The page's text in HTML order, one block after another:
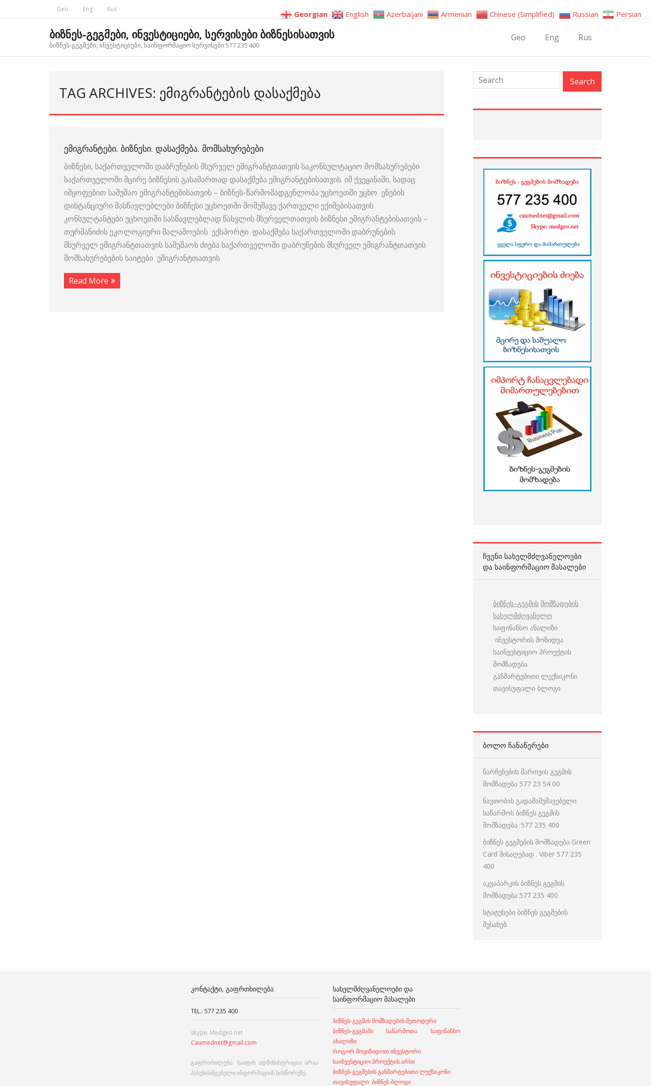
Geo Eng Rus
ბიზნეს-გეგმები, ინვესტიციები, სერვისები ბიზნესისათვის
ბიზნეს-გეგმები, ინვესტიციები, საინფორმაციო სერვისები 577 235 400
Geo Eng Rus
TAG ARCHIVES: ᲔᲛᲘᲒᲠᲐᲜᲢᲔᲑᲘᲡ ᲓᲐᲡᲐᲥᲛᲔᲑᲐ
ᲔᲛᲘᲒᲠᲐᲜᲢᲔᲑᲘ. ᲑᲘᲖᲜᲔᲡᲘ. ᲓᲐᲡᲐᲥᲛᲔᲑᲐ. ᲛᲝᲛᲡᲐᲮᲣᲠᲔᲑᲔᲑᲘ
ბიზნესი, საქართველოში დაბრუნების მსურველ ემიგრანტთათვის საკონსულტაციო მომსახურებები
საქართველოში მცირე ბიზნესის გასამართად დასაქმება ემიგრანტებისათვის. იმ ქვეყანაში, სადაც
იმყოფებით სამუშაო ემიგრანტებისათვის – ბიზნეს-წარმომადგენლობა უცხოეთში უცხო ენების
დისტანციური მასწავლებლები ბიზნესი უცხოეთში მომუშავე ქართველი ექიმებისათვის
კონსულტანტები უცხოეთში სასწავლებლად წასვლის მსურველთათვის ბიზნესი ემიგრანტებისათვის –
თურმანიძის ეკოლოგიური მალამოების ექსპორტი დასაქმება საქართველოში დაბრუნების
მსურველ ემიგრანტთათვის სამუშაოს ძიება საქართველოში დაბრუნების მსურველ ემიგრანტთათვის
მომსახურებების საიტები ემიგრანტთათვის
Read More
ᲩᲕᲔᲜᲘ ᲡᲐᲮᲔᲚᲛᲫᲦᲕᲐᲜᲔᲚᲝᲔᲑᲘ
ᲓᲐ ᲡᲐᲘᲜᲤᲝᲠᲛᲐᲪᲘᲝ ᲛᲐᲡᲐᲚᲔᲑᲘ
ბიზნეს–გეგმის მომზადების
სახელმძღვანელო
საფინანსო ანალიზი
ინვესტორის მოზიდვა
საინვესტიციო პროექტის
მომზადება
განმარტებითი ლექსიკონი
თავისუფალი ბლოგი
ᲑᲝᲚᲝ ᲩᲐᲜᲐᲬᲔᲠᲔᲑᲘ
ნარჩენების მართვის გეგმის
მომზადება 577 23 54 00
ნავთობის გადამამუშავებელი
საწარმოს ბიზნეს გეგმის
მომზადება. 577 235 400
ბიზნეს გეგმების მომზადება Green
Card მისაღებად . Viber 577 235
400
აკვაპარკის ბიზნეს გეგმის
მომზადება 577 235 400
სტატუსები ბიზნეს გეგმების
შესახებ
ᲙᲝᲜᲢᲐᲥᲢᲘ, ᲒᲐᲤᲠᲗᲮᲘᲚᲔᲑᲐ
TEL.: 577 235 400
skype: Medgeo.net
Caumednet@gmail.com
გაფრთხილება: საიტის ადმინისტრაცია არაა
პასუხისმგებელი ინფორმაციის სისწორეზე.
ᲡᲐᲮᲔᲚᲛᲫᲦᲕᲐᲜᲔᲚᲝᲔᲑᲘ ᲓᲐ
ᲡᲐᲘᲜᲤᲝᲠᲛᲐᲪᲘᲝ ᲛᲐᲡᲐᲚᲔᲑᲘ
ბიზნეს-გეგმის მომზადების მეთოდური
ბიზნეს-გეგმაში საწარმოთა საფინანსო
ანალიზი
როგორ მოვიზიდოთ ინვესტორი
საინვესტიციო პროექტის არსი
ბიზნეს-გეგმების განმარტებითი ლექსიკონი
თავისუფალი ბიზნეს ბლოგი
Georgian English Azerbaijani Armenian Chinese (Simplified) Russian Persian